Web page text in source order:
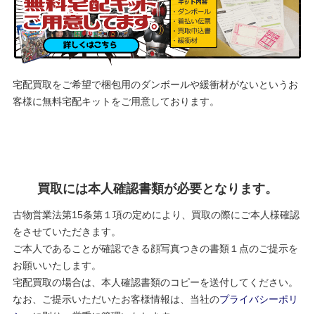
宅配買取をご希望で梱包用のダンボールや緩衝材がないというお
客様に無料宅配キットをご用意しております。
買取には本人確認書類が必要となります。
古物営業法第15条第１項の定めにより、買取の際にご本人様確認
をさせていただきます。
ご本人であることが確認できる顔写真つきの書類１点のご提示を
お願いいたします。
宅配買取の場合は、本人確認書類のコピーを送付してください。
なお、ご提示いただいたお客様情報は、当社のプライバシーポリ